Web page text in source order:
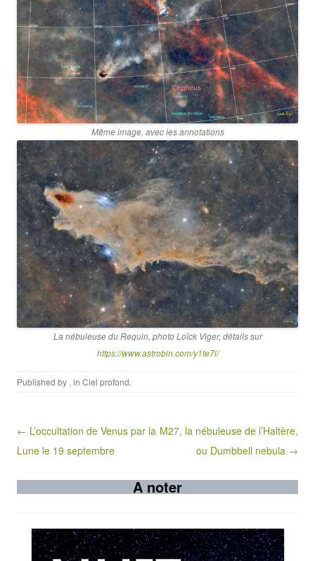
Même image, avec les annotations
La nébuleuse du Requin, photo Loïck Viger, détails sur
https://www.astrobin.com/y1te7l/
Published by , in Ciel profond.
Post navigation
← L’occultation de Venus par la
Lune le 19 septembre
M27, la nébuleuse de l’Haltère,
ou Dumbbell nebula →
A noter